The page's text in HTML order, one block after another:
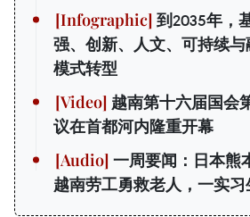
到2035年，
强、创新、人文、可持续
模式转型
越南第十六届国会
议在首都河内隆重开幕
一周要闻：日本熊
越南劳工勇救老人，一实习